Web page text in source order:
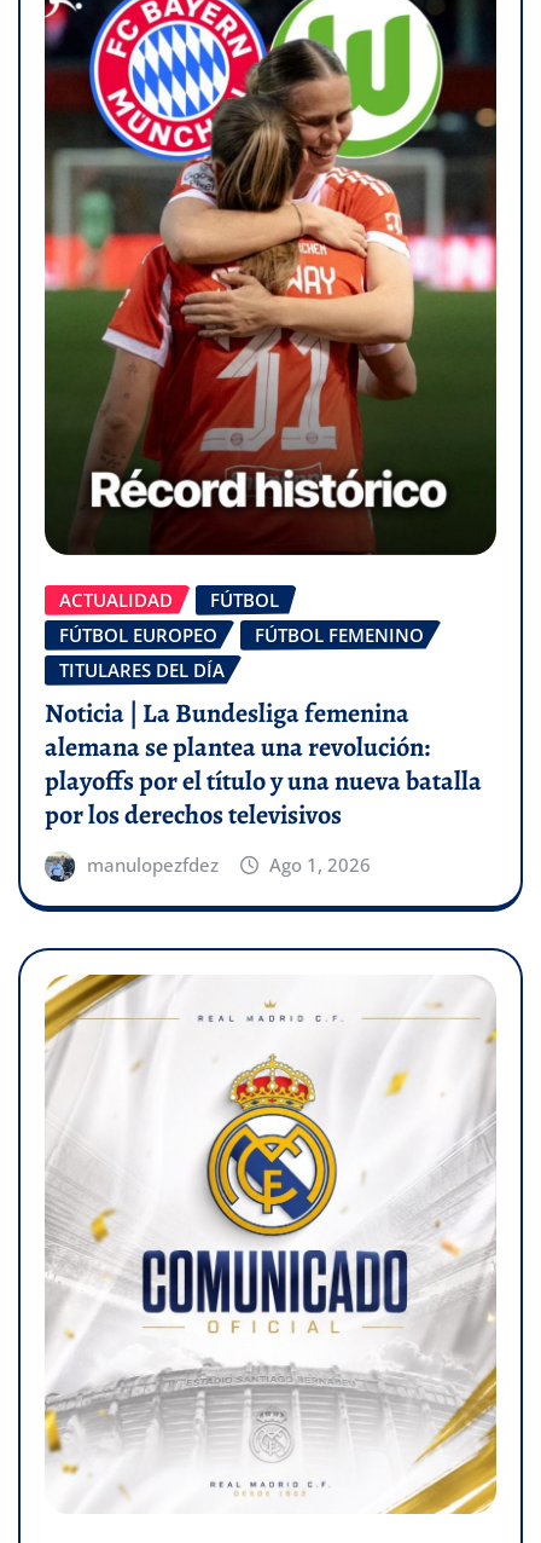
ACTUALIDAD
FÚTBOL
FÚTBOL EUROPEO
FÚTBOL FEMENINO
TITULARES DEL DÍA
Noticia | La Bundesliga femenina
alemana se plantea una revolución:
playoffs por el título y una nueva batalla
por los derechos televisivos
manulopezfdez Ago 1, 2026